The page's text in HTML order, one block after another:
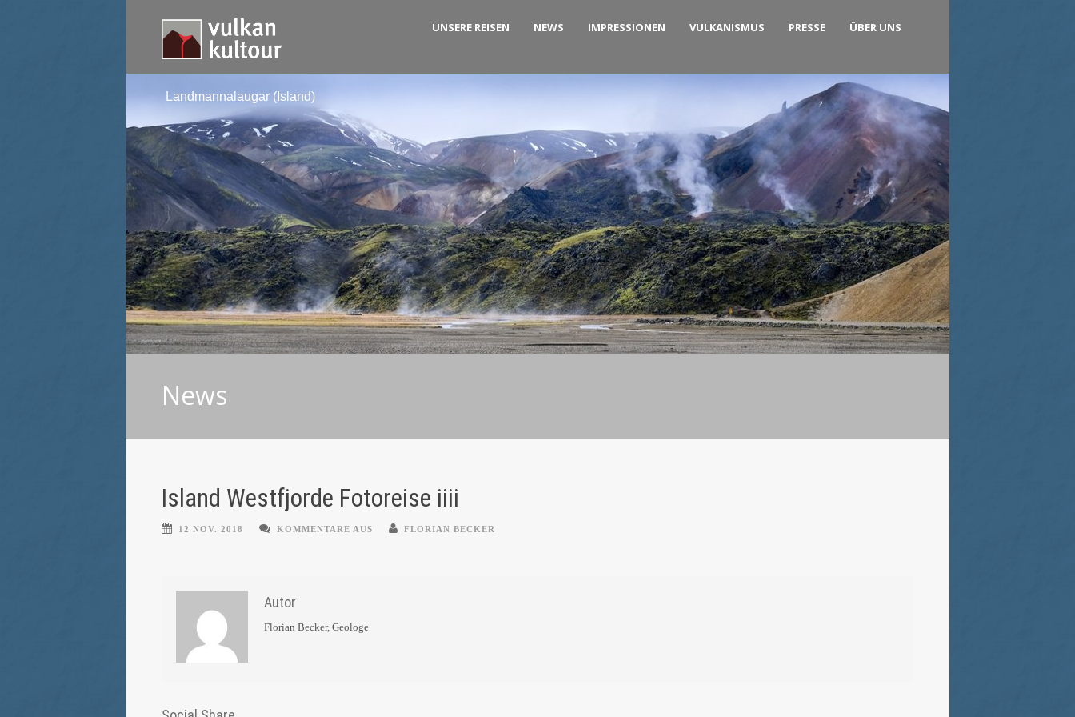
UNSERE REISEN NEWS IMPRESSIONEN VULKANISMUS PRESSE ÜBER UNS
Landmannalaugar (Island)
News
Island Westfjorde Fotoreise iiii
12 NOV. 2018 KOMMENTARE AUS FLORIAN BECKER
Autor
Florian Becker, Geologe